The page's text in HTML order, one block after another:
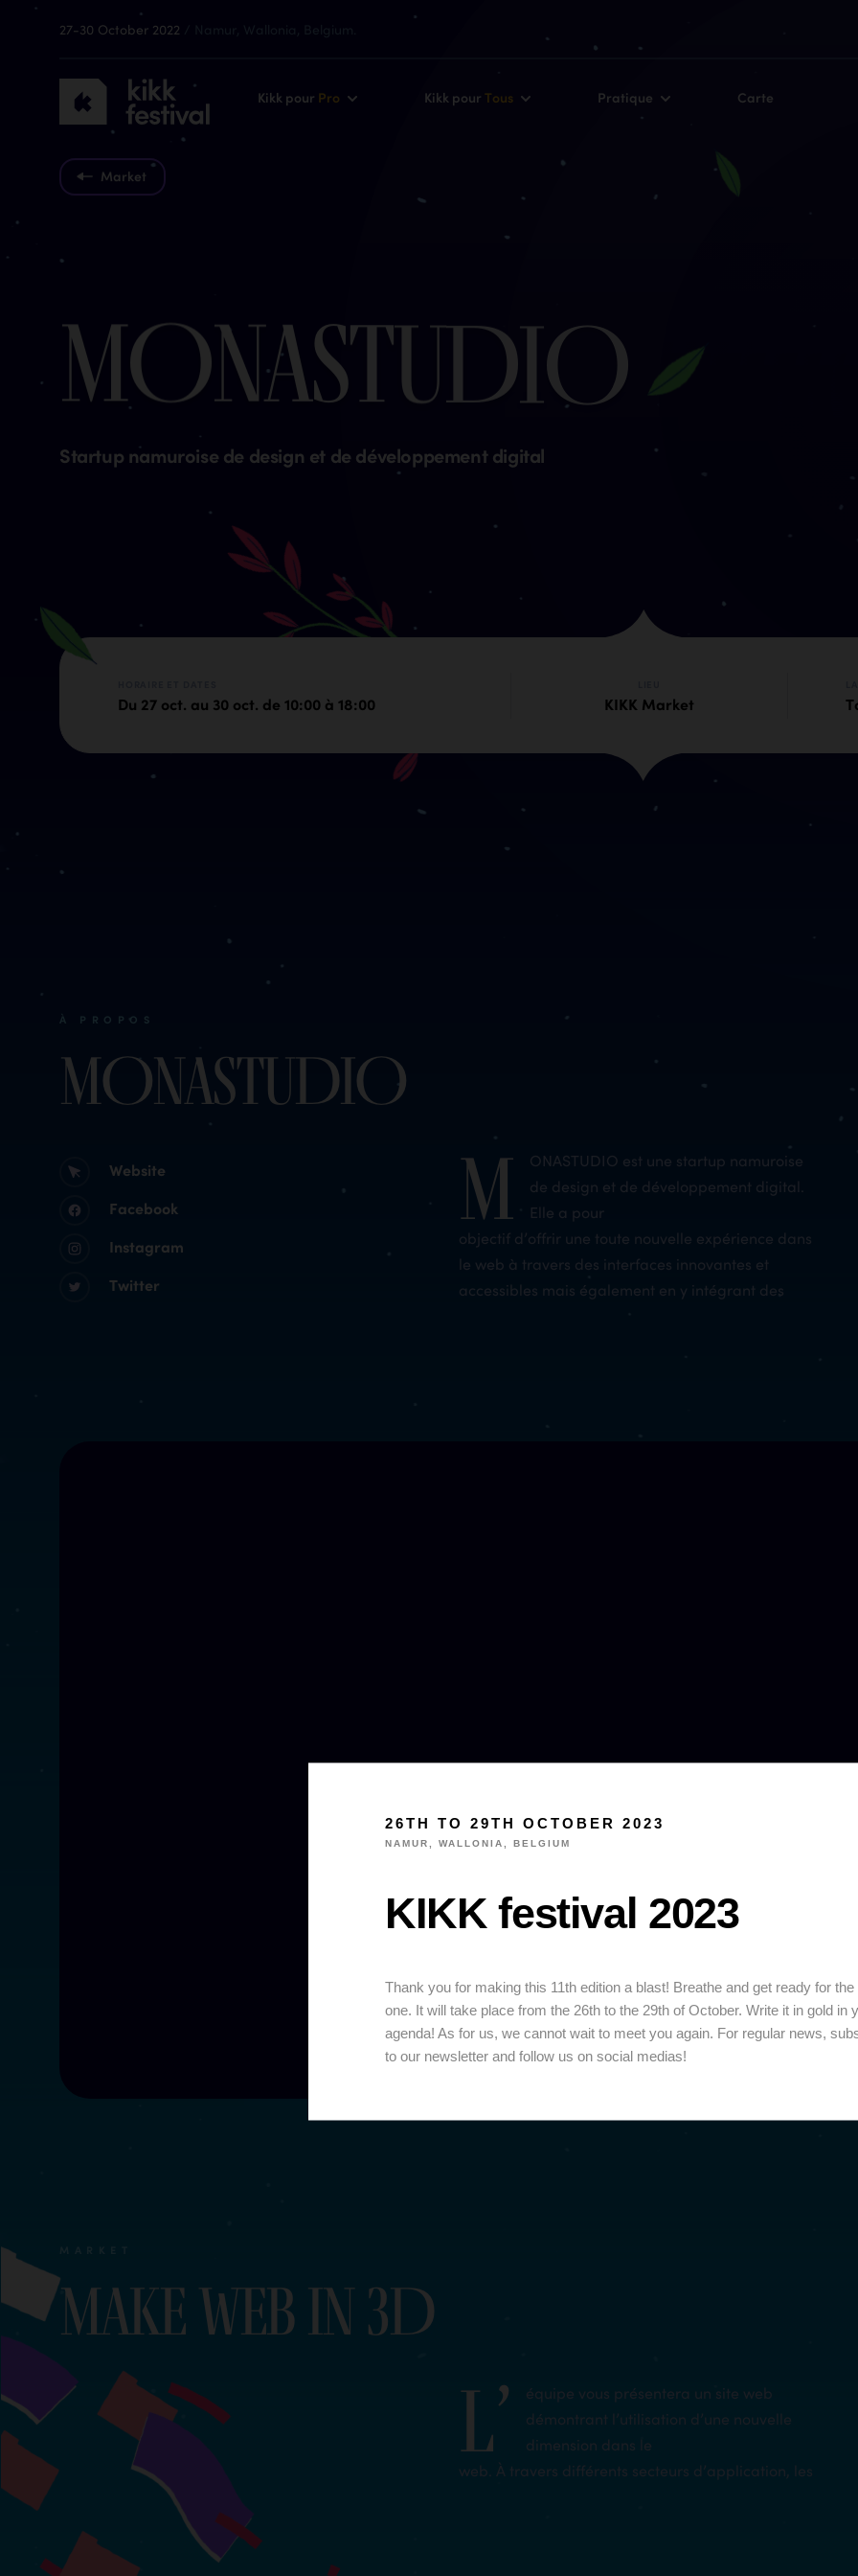
27-30 October 2022
KIKK
Festival
Kikk pour Pro Kikk pour Tous Pratique Carte
Market
MONASTUDIO
Startup namuroise de design et de développement digital
Du 27 oct. au 30 oct. de 10:00 à 18:00 KIKK Market
À PROPOS
MONASTUDIO
Website
Facebook
Instagram
Twitter
M
ONASTUDIO est une startup namuroise
de design et de développement digital.
Elle a pour
objectif d’offrir une toute nouvelle expérience dans
le web à travers des interfaces innovantes et
accessibles mais également en y intégrant des
Make Web in 3D
L’
équipe vous présentera un site web
démontrant l’utilisation d’une nouvelle
dimension dans le
web. À travers différents secteurs d’application, les
26TH TO 29TH OCTOBER 2023
NAMUR, WALLONIA, BELGIUM
KIKK festival 2023
Thank you for making this 11th edition a blast! Breathe and get ready for the
one. It will take place from the 26th to the 29th of October. Write it in gold in
agenda! As for us, we cannot wait to meet you again. For regular news,
to our newsletter and follow us on social medias!